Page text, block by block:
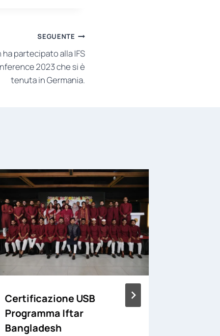
SEGUENTE
partecipato alla IFS
2023 che si è
tenuta in Germania.
Certificazione USB
Programma Iftar
Bangladesh